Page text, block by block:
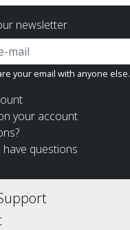
newsletter
your email with anyone else.
your account
have questions